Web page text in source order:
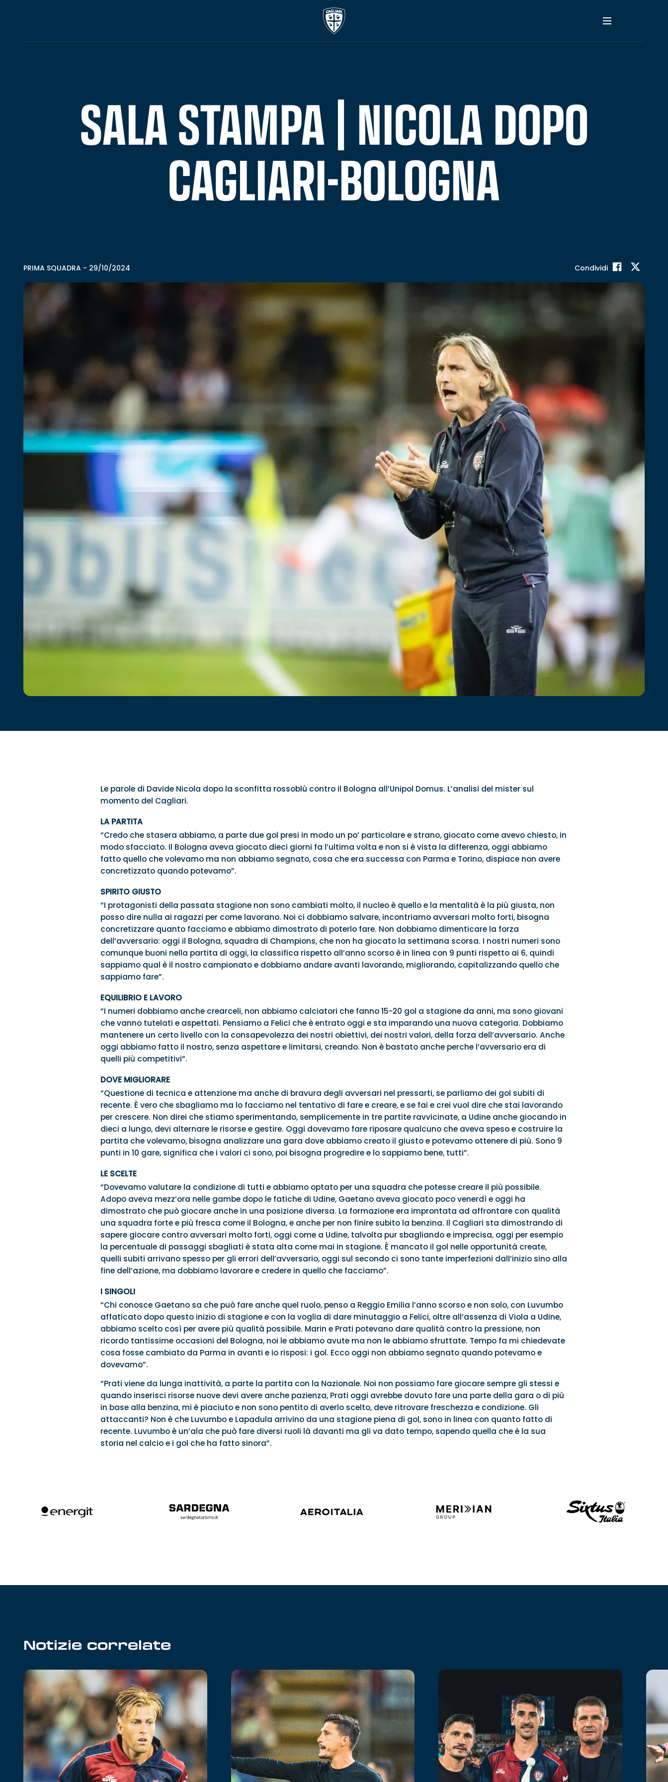
SALA STAMPA | NICOLA DOPO
CAGLIARI-BOLOGNA
PRIMA SQUADRA - 29/10/2024 Condividi
Le parole di Davide Nicola dopo la sconfitta rossoblù contro il Bologna all’Unipol Domus. L’analisi del mister sul
momento del Cagliari.
LA PARTITA
“Credo che stasera abbiamo, a parte due gol presi in modo un po’ particolare e strano, giocato come avevo chiesto, in
modo sfacciato. Il Bologna aveva giocato dieci giorni fa l’ultima volta e non si è vista la differenza, oggi abbiamo
fatto quello che volevamo ma non abbiamo segnato, cosa che era successa con Parma e Torino, dispiace non avere
concretizzato quando potevamo”.
SPIRITO GIUSTO
“I protagonisti della passata stagione non sono cambiati molto, il nucleo è quello e la mentalità è la più giusta, non
posso dire nulla ai ragazzi per come lavorano. Noi ci dobbiamo salvare, incontriamo avversari molto forti, bisogna
concretizzare quanto facciamo e abbiamo dimostrato di poterlo fare. Non dobbiamo dimenticare la forza
dell’avversario: oggi il Bologna, squadra di Champions, che non ha giocato la settimana scorsa. I nostri numeri sono
comunque buoni nella partita di oggi, la classifica rispetto all’anno scorso è in linea con 9 punti rispetto ai 6, quindi
sappiamo qual è il nostro campionato e dobbiamo andare avanti lavorando, migliorando, capitalizzando quello che
sappiamo fare”.
EQUILIBRIO E LAVORO
“I numeri dobbiamo anche crearceli, non abbiamo calciatori che fanno 15-20 gol a stagione da anni, ma sono giovani
che vanno tutelati e aspettati. Pensiamo a Felici che è entrato oggi e sta imparando una nuova categoria. Dobbiamo
mantenere un certo livello con la consapevolezza dei nostri obiettivi, dei nostri valori, della forza dell’avversario. Anche
oggi abbiamo fatto il nostro, senza aspettare e limitarsi, creando. Non è bastato anche perche l’avversario era di
quelli più competitivi”.
DOVE MIGLIORARE
“Questione di tecnica e attenzione ma anche di bravura degli avversari nel pressarti, se parliamo dei gol subiti di
recente. È vero che sbagliamo ma lo facciamo nel tentativo di fare e creare, e se fai e crei vuol dire che stai lavorando
per crescere. Non direi che stiamo sperimentando, semplicemente in tre partite ravvicinate, a Udine anche giocando in
dieci a lungo, devi alternare le risorse e gestire. Oggi dovevamo fare riposare qualcuno che aveva speso e costruire la
partita che volevamo, bisogna analizzare una gara dove abbiamo creato il giusto e potevamo ottenere di più. Sono 9
punti in 10 gare, significa che i valori ci sono, poi bisogna progredire e lo sappiamo bene, tutti”.
LE SCELTE
“Dovevamo valutare la condizione di tutti e abbiamo optato per una squadra che potesse creare il più possibile.
Adopo aveva mezz’ora nelle gambe dopo le fatiche di Udine, Gaetano aveva giocato poco venerdì e oggi ha
dimostrato che può giocare anche in una posizione diversa. La formazione era improntata ad affrontare con qualità
una squadra forte e più fresca come il Bologna, e anche per non finire subito la benzina. Il Cagliari sta dimostrando di
sapere giocare contro avversari molto forti, oggi come a Udine, talvolta pur sbagliando e imprecisa, oggi per esempio
la percentuale di passaggi sbagliati è stata alta come mai in stagione. È mancato il gol nelle opportunità create,
quelli subiti arrivano spesso per gli errori dell’avversario, oggi sul secondo ci sono tante imperfezioni dall’inizio sino alla
fine dell’azione, ma dobbiamo lavorare e credere in quello che facciamo”.
I SINGOLI
“Chi conosce Gaetano sa che può fare anche quel ruolo, penso a Reggio Emilia l’anno scorso e non solo, con Luvumbo
affaticato dopo questo inizio di stagione e con la voglia di dare minutaggio a Felici, oltre all’assenza di Viola a Udine,
abbiamo scelto così per avere più qualità possibile. Marin e Prati potevano dare qualità contro la pressione, non
ricordo tantissime occasioni del Bologna, noi le abbiamo avute ma non le abbiamo sfruttate. Tempo fa mi chiedevate
cosa fosse cambiato da Parma in avanti e io risposi: i gol. Ecco oggi non abbiamo segnato quando potevamo e
dovevamo”.
“Prati viene da lunga inattività, a parte la partita con la Nazionale. Noi non possiamo fare giocare sempre gli stessi e
quando inserisci risorse nuove devi avere anche pazienza, Prati oggi avrebbe dovuto fare una parte della gara o di più
in base alla benzina, mi è piaciuto e non sono pentito di averlo scelto, deve ritrovare freschezza e condizione. Gli
attaccanti? Non è che Luvumbo e Lapadula arrivino da una stagione piena di gol, sono in linea con quanto fatto di
recente. Luvumbo è un’ala che può fare diversi ruoli là davanti ma gli va dato tempo, sapendo quella che è la sua
storia nel calcio e i gol che ha fatto sinora”.
Notizie correlate